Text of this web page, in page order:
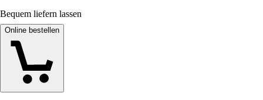
Bequem liefern lassen
Online bestellen